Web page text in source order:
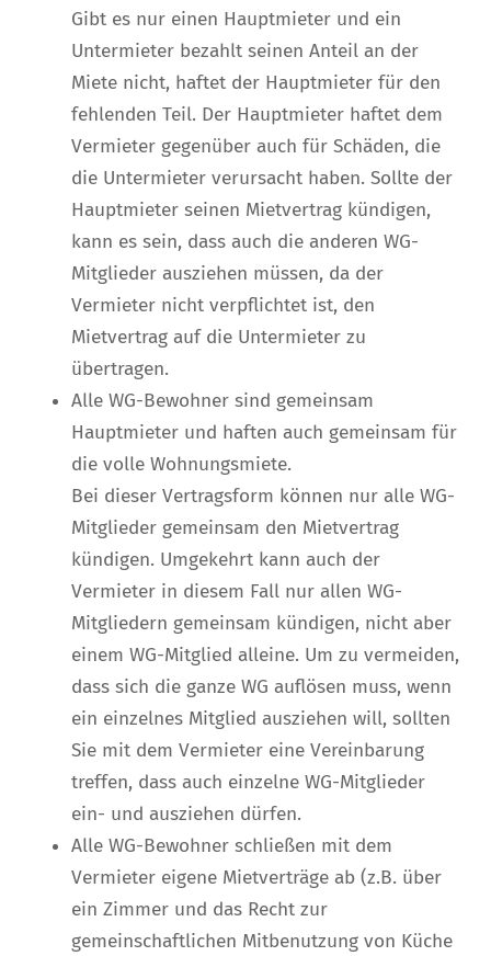
Gibt es nur einen Hauptmieter und ein
Untermieter bezahlt seinen Anteil an der
Miete nicht, haftet der Hauptmieter für den
fehlenden Teil. Der Hauptmieter haftet dem
Vermieter gegenüber auch für Schäden, die
die Untermieter verursacht haben. Sollte der
Hauptmieter seinen Mietvertrag kündigen,
kann es sein, dass auch die anderen WG-
Mitglieder ausziehen müssen, da der
Vermieter nicht verpflichtet ist, den
Mietvertrag auf die Untermieter zu
übertragen.
Alle WG-Bewohner sind gemeinsam
Hauptmieter und haften auch gemeinsam für
die volle Wohnungsmiete.
Bei dieser Vertragsform können nur alle WG-
Mitglieder gemeinsam den Mietvertrag
kündigen. Umgekehrt kann auch der
Vermieter in diesem Fall nur allen WG-
Mitgliedern gemeinsam kündigen, nicht aber
einem WG-Mitglied alleine. Um zu vermeiden,
dass sich die ganze WG auflösen muss, wenn
ein einzelnes Mitglied ausziehen will, sollten
Sie mit dem Vermieter eine Vereinbarung
treffen, dass auch einzelne WG-Mitglieder
ein- und ausziehen dürfen.
Alle WG-Bewohner schließen mit dem
Vermieter eigene Mietverträge ab (z.B. über
ein Zimmer und das Recht zur
gemeinschaftlichen Mitbenutzung von Küche